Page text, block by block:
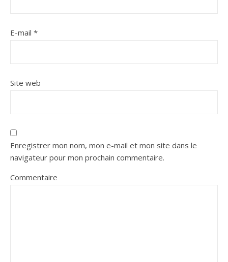
E-mail *
Site web
Enregistrer mon nom, mon e-mail et mon site dans le
navigateur pour mon prochain commentaire.
Commentaire